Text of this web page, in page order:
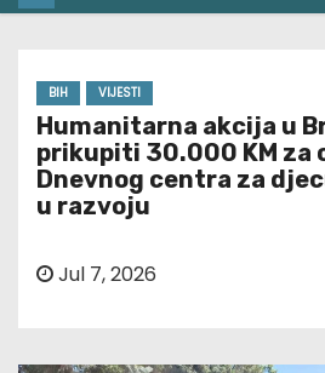
BIH VIJESTI
Humanitarna akcija u
prikupiti 30.000 KM za
Dnevnog centra za
u razvoju
Jul 7, 2026